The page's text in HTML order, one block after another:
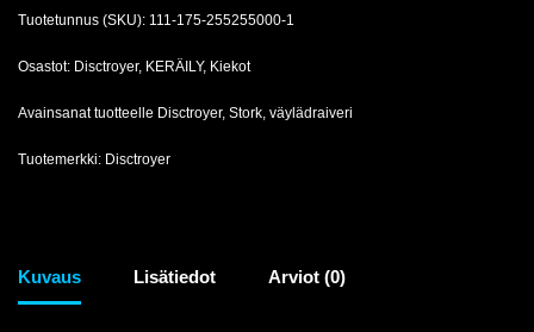
Tuotetunnus (SKU): 111-175-255255000-1
Osastot: Disctroyer, KERÄILY, Kiekot
Avainsanat tuotteelle Disctroyer, Stork väylädraiveri
Tuotemerkki: Disctroyer
Kuvaus Lisätiedot Arviot (0)